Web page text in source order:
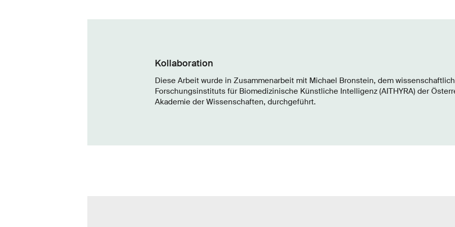
Kollaboration
Diese Arbeit wurde in Zusammenarbeit mit Michael Bronstein, dem
Forschungsinstituts für Biomedizinische Künstliche Intelligenz (AITHYRA) der
Akademie der Wissenschaften, durchgeführt.